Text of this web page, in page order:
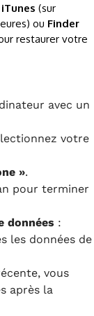
iTunes (sur
ou Finder
restaurer votre
avec un
votre
».
pour terminer
données :
les données de
vous
après la